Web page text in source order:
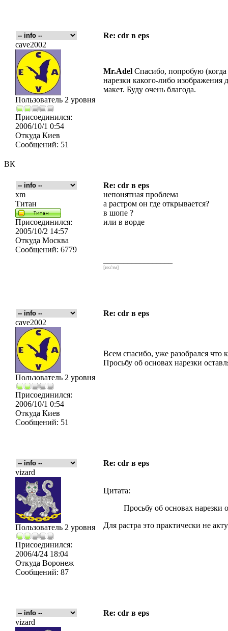
ВК
Re: cdr в eps
cave2002
Пользователь 2 уровня
Присоединился:
2006/10/1 0:54
Откуда Киев
Сообщений: 51
Mr.Adel Спасибо, попробую
нарезки какого-либо изображения
макет. Буду очень благода.
Re: cdr в eps
xm
Титан
Присоединился:
2005/10/2 14:57
Откуда Москва
Сообщений: 6779
непонятная проблема
а растром он где открывается?
в шопе ?
или в ворде
[икс́эм]
Re: cdr в eps
cave2002
Пользователь 2 уровня
Присоединился:
2006/10/1 0:54
Откуда Киев
Сообщений: 51
Всем спасибо, уже разобрался что
Просьбу об основах нарезки
Re: cdr в eps
vizard
Пользователь 2 уровня
Присоединился:
2006/4/24 18:04
Откуда Воронеж
Сообщений: 87
Цитата:
Просьбу об основах нарезки
Для растра это практически не
Re: cdr в eps
vizard